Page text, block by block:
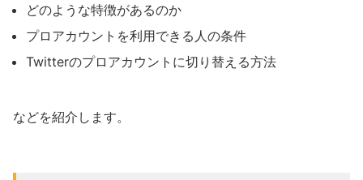
どのような特徴があるのか
プロアカウントを利用できる人の条件
Twitterのプロアカウントに切り替える方法
などを紹介します。